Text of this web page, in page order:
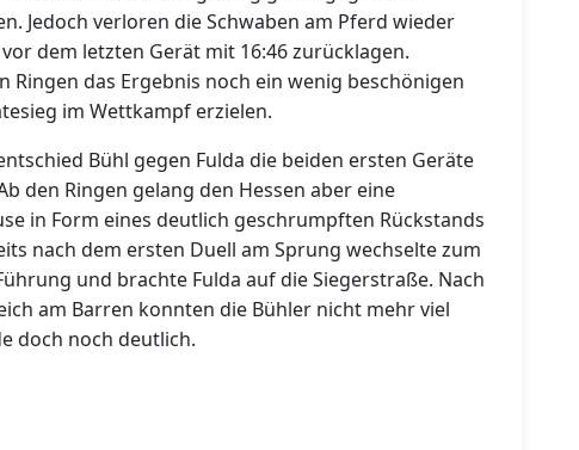
Jedoch verloren die Schwaben am Pferd wieder
dem letzten Gerät mit 16:46 zurücklagen.
Ringen das Ergebnis noch ein wenig beschönigen
im Wettkampf erzielen.
Bühl gegen Fulda die beiden ersten Geräte
den Ringen gelang den Hessen aber eine
in Form eines deutlich geschrumpften Rückstands
nach dem ersten Duell am Sprung wechselte zum
und brachte Fulda auf die Siegerstraße. Nach
am Barren konnten die Bühler nicht mehr viel
doch noch deutlich.